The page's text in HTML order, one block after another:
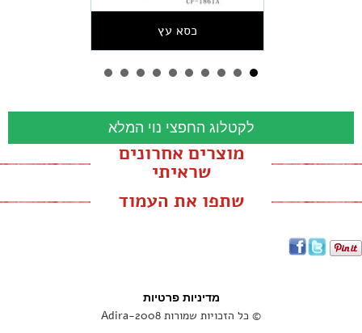
כסא עץ
לקטלוג החפצי נוי המלא
מוצרים אחרונים
שראיתי
שתפו את העמוד
מדיניות פרטיות
© כל הזכויות שמורות Adira-2008